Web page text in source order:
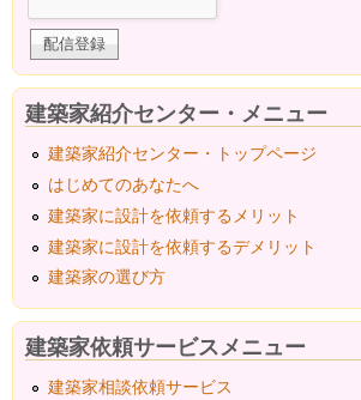
建築家紹介センター・メニュー
建築家紹介センター・トップページ
はじめてのあなたへ
建築家に設計を依頼するメリット
建築家に設計を依頼するデメリット
建築家の選び方
建築家依頼サービスメニュー
建築家相談依頼サービス